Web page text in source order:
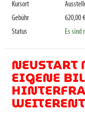
Kursort
Gebühr
620,00 €
Status
Es sind
EIGENE